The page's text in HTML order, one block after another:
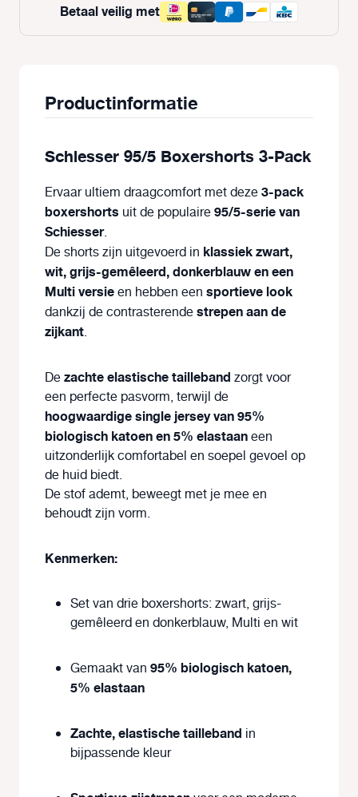
Betaal veilig met
Productinformatie
Schiesser 95/5 Boxershorts 3-Pack
Ervaar ultiem draagcomfort met deze3-pack
boxershorts uit de populaire95/5-serie van
Schiesser.
De shorts zijn uitgevoerd in klassiek zwart,
wit,grijs-gemêleerd, donkerblauw en een
Multi versieen hebben een sportieve look
dankzij de contrasterendestrepen aan de
zijkant.
Dezachte elastische tailleband zorgt voor
een perfecte pasvorm, terwijl de
hoogwaardige single jersey van 95%
biologisch katoen en 5% elastaaneen
uitzonderlijk comfortabel en soepel gevoel op
de huid biedt.
De stof ademt, beweegt met je mee en
behoudt zijn vorm.
Kenmerken:
Set van drie boxershorts: zwart, grijs-
gemêleerd en donkerblauw, Multi en wit
Gemaakt van 95% biologisch katoen,
5% elastaan
Zachte, elastische tailleband in
bijpassende kleur